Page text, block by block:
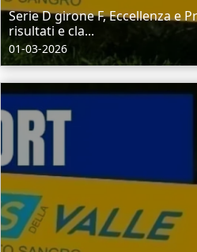
Serie D girone F, Eccellenza e
risultati e cla...
01-03-2026